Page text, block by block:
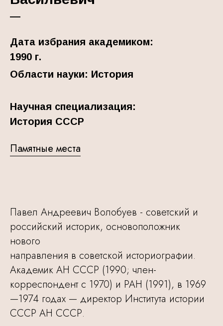
Памятные места
Научная специализация:
История СССР
Области науки: История
Дата избрания академиком:
1990 г.
—
Павел Андреевич Волобуев - советский и
российский историк, основоположник
нового
направления в советской историографии.
Академик АН СССР (1990; член-
корреспондент с 1970) и РАН (1991), в 1969
—1974 годах — директор Института истории
СССР АН СССР.